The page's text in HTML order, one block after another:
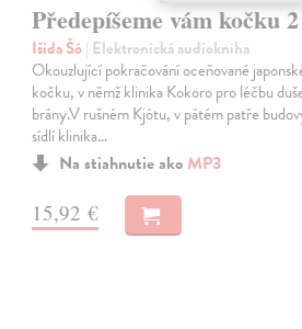
Předepíšeme vám kočku
Išida Šó| Elektronická audiokniha
Okouzlující pokračování oceňované
kočku, v němž klinika Kokoro pro léčbu
brány.V rušném Kjótu, v pátém patře
sídlí klinika…
Na stiahnutie ako MP3
15,92 €